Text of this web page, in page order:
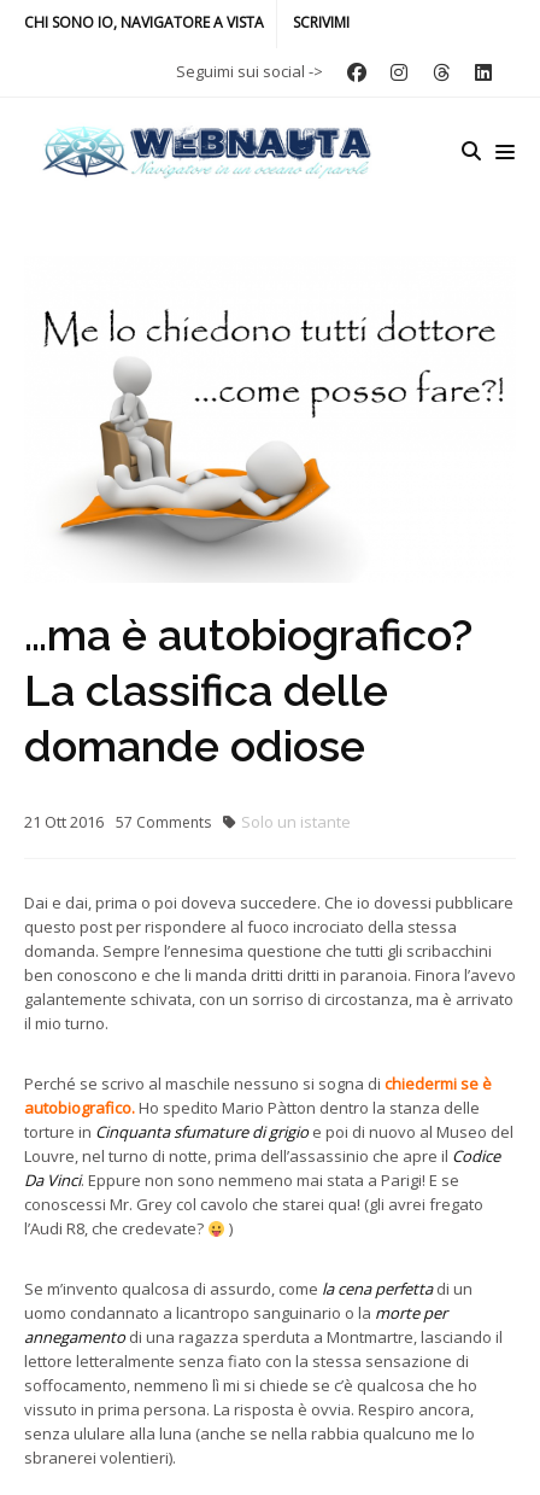
CHI SONO IO, NAVIGATORE A VISTA SCRIVIMI
Seguimi sui social ->
…ma è autobiografico?
La classifica delle
domande odiose
21 Ott2016 57 Comments Solo un istante
Dai e dai, prima o poi doveva succedere. Che io dovessi pubblicare
questo post per rispondere al fuoco incrociato della stessa
domanda. Sempre l’ennesima questione che tutti gli scribacchini
ben conoscono e che li manda dritti dritti in paranoia. Finora l’avevo
galantemente schivata, con un sorriso di circostanza, ma è arrivato
il mio turno.
Perché se scrivo al maschile nessuno si sogna di chiedermi se è
autobiografico.Ho spedito Mario Pàtton dentro la stanza delle
torture in Cinquanta sfumature di grigioe poi di nuovo al Museo del
Louvre, nel turno di notte, prima dell’assassinio che apre il Codice
Da Vinci. Eppure non sono nemmeno mai stata a Parigi! E se
conoscessi Mr. Grey col cavolo che starei qua! (gli avrei fregato
l’Audi R8, che credevate?
)
Se m’invento qualcosa di assurdo, come la cena perfettadi un
uomo condannato a licantropo sanguinario o la morte per
annegamentodi una ragazza sperduta a Montmartre, lasciando il
lettore letteralmente senza fiato con la stessa sensazione di
soffocamento, nemmeno lì mi si chiede se c’è qualcosa che ho
vissuto in prima persona. La risposta è ovvia. Respiro ancora,
senza ululare alla luna (anche se nella rabbia qualcuno me lo
sbranerei volentieri).